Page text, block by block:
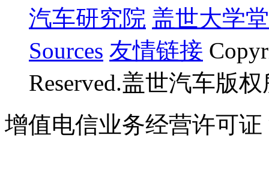
汽车研究院 盖世大学堂
Sources 友情链接
Reserved.盖世汽车版
增值电信业务经营许可证